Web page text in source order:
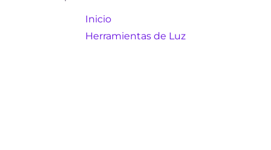
Inicio
Herramientas de Luz